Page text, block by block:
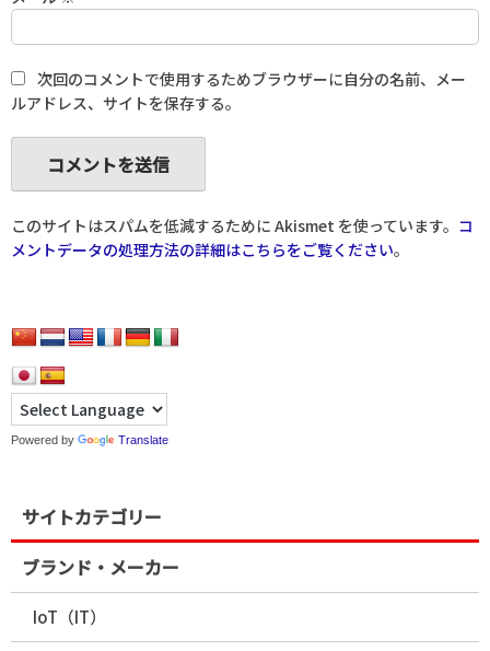
次回のコメントで使用するためブラウザーに自分の名前、メー
ルアドレス、サイトを保存する。
このサイトはスパムを低減するために Akismet を使っています。 コ
メントデータの処理方法の詳細はこちらをご覧ください。
Powered by Translate
サイトカテゴリー
ブランド・メーカー
IoT（IT）